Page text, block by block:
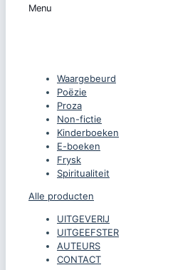
Menu
Waargebeurd
Poëzie
Proza
Non-fictie
Kinderboeken
E-boeken
Frysk
Spiritualiteit
Alle producten
UITGEVERIJ
UITGEEFSTER
AUTEURS
CONTACT